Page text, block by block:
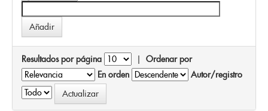
Resultados por página | Ordenar por
En orden
Autor/registro